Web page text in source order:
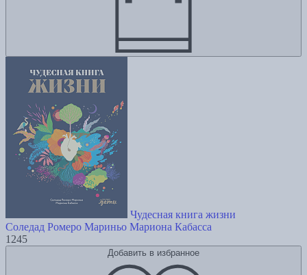
Чудесная книга жизни
Соледад Ромеро Мариньо Мариона Кабасса
1245
Добавить в избранное